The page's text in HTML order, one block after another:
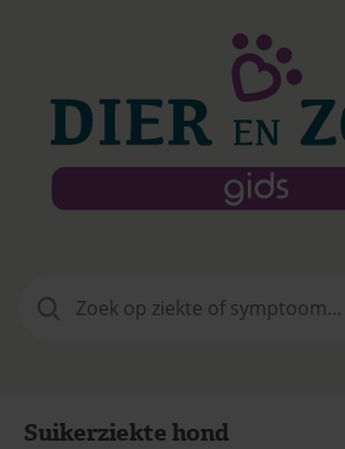
naar:
Suikerziekte hond